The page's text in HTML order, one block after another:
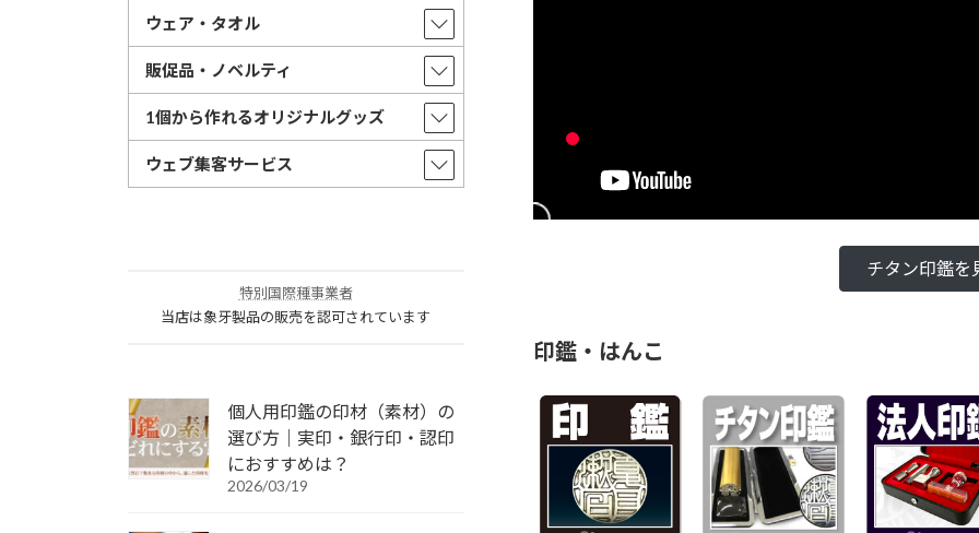
チタン印鑑を
印鑑・はんこ
ウェア・タオル
販促品・ノベルティ
1個から作れるオリジナルグッズ
ウェブ集客サービス
特別国際種事業者
当店は象牙製品の販売を認可されています
個人用印鑑の印材（素材）の
選び方｜実印・銀行印・認印
におすすめは？
2026/03/19